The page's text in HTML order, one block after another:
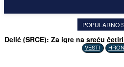
POPULARNO
Delić (SRCE): Za igre na sreću
nego za lečenje u
VESTI